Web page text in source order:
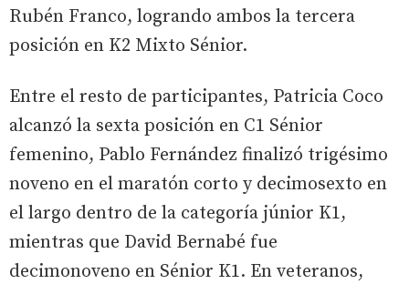
Rubén Franco, logrando ambos la tercera
posición en K2 Mixto Sénior.
Entre el resto de participantes, Patricia Coco
alcanzó la sexta posición en C1 Sénior
femenino, Pablo Fernández finalizó trigésimo
noveno en el maratón corto y decimosexto en
el largo dentro de la categoría júnior K1,
mientras que David Bernabé fue
decimonoveno en Sénior K1. En veteranos,